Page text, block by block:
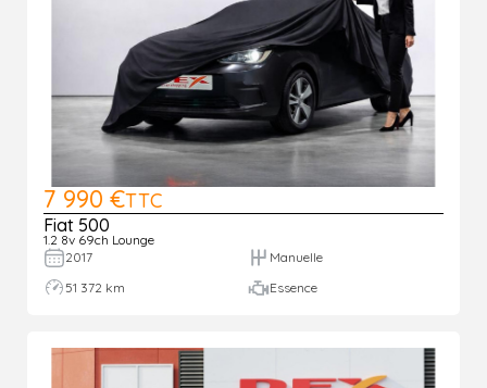
7 990 €TTC
Fiat 500
1.2 8v 69ch Lounge
2017
Manuelle
51 372 km
Essence